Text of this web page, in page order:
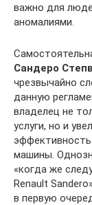
важно для
аномалиями.
Сандеро
чрезвычайно
данную
владелец не
услуги, но и
машины.
«когда же
Renault
в первую